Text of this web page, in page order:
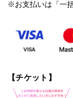
※お支払いは「一
【チケット】